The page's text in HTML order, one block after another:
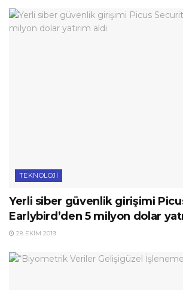
TEKNOLOJI
Yerli siber güvenlik girişimi
Earlybird’den 5 milyon dolar
28 EKIM 2019